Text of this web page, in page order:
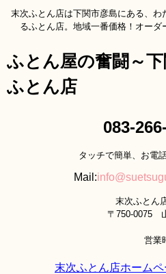
ふとん屋の奮闘～
ふとん店
末次ふとん店は下関市彦島にある、
るふとん店。地域一番価格！オーダ
083-
タッチで簡単、お電
Mail:
末次ふとん
〒750-0075
営業
末次ふとん店ホーム